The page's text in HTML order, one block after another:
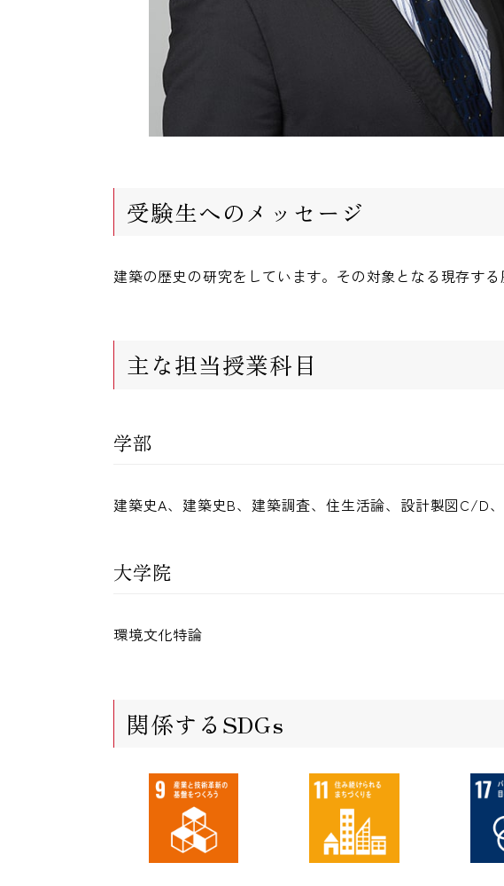
受験生へのメッセージ
建築の歴史の研究をしています。その対象となる現存す
主な担当授業科目
学部
建築史A、建築史B、建築調査、住生活論、設計製図C/D
大学院
環境文化特論
関係するSDGs